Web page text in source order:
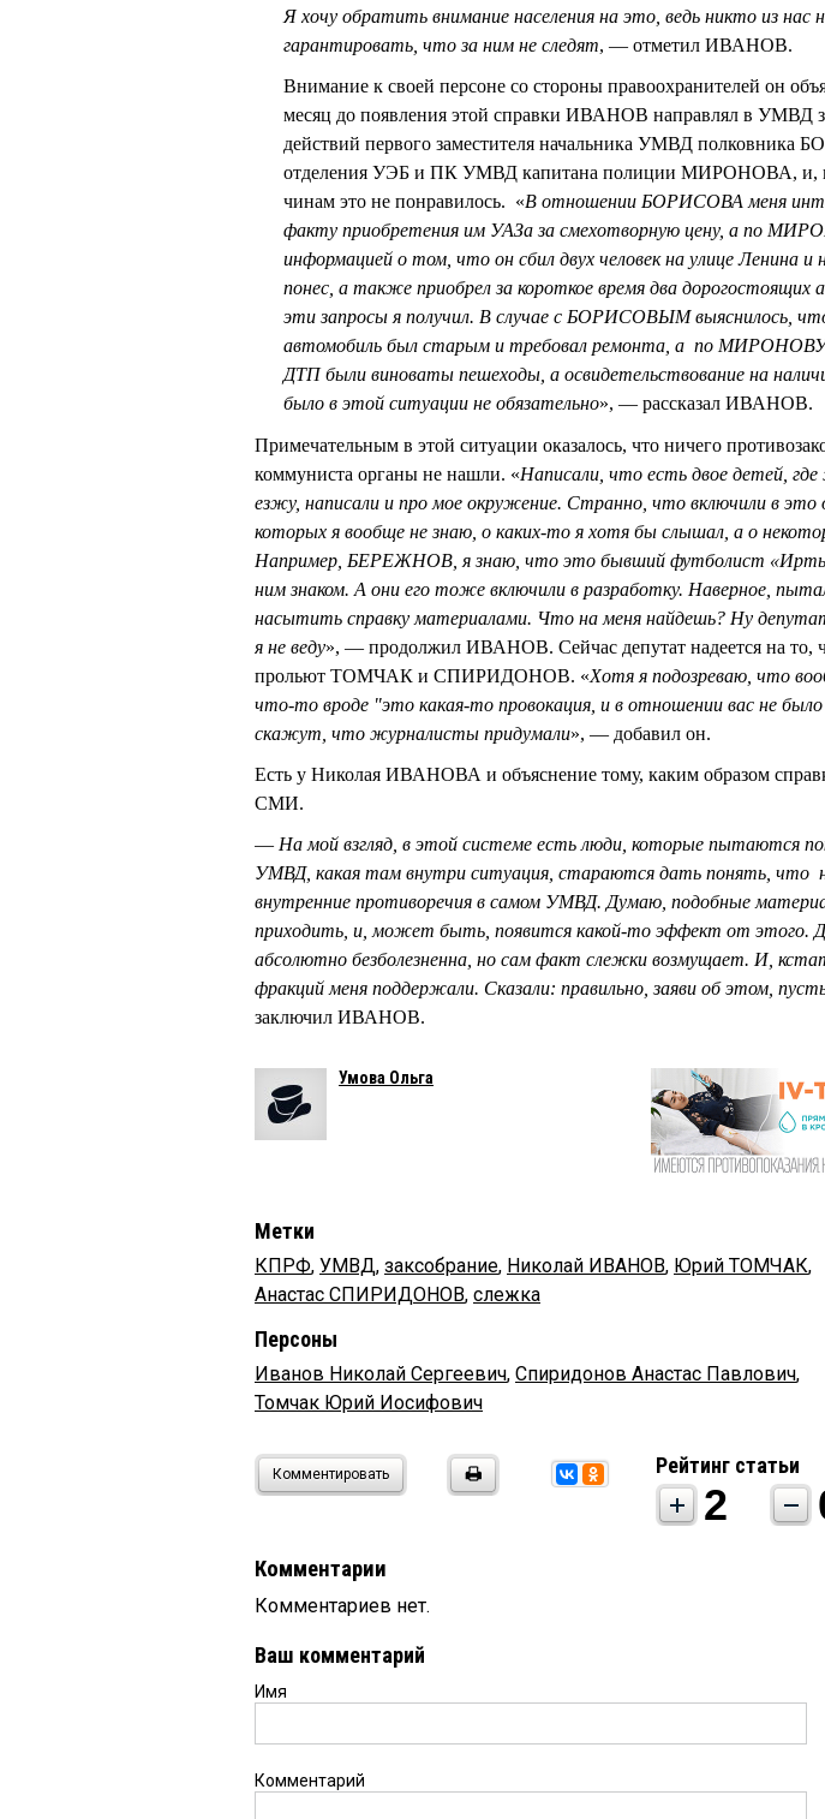
Я хочу обратить внимание населения на это, ведь никто из
гарантировать, что за ним не следят, — отметил ИВАНОВ.
Внимание к своей персоне со стороны правоохранителей он
месяц до появления этой справки ИВАНОВ направлял в УМВД
действий первого заместителя начальника УМВД полковника
отделения УЭБ и ПК УМВД капитана полиции МИРОНОВА, и,
чинам это не понравилось. «В отношении БОРИСОВА меня
факту приобретения им УАЗа за смехотворную цену, а по
информацией о том, что он сбил двух человек на улице Ленина и
понес, а также приобрел за короткое время два
эти запросы я получил. В случае с БОРИСОВЫМ выяснилось,
автомобиль был старым и требовал ремонта, а по
ДТП были виноваты пешеходы, а освидетельствование на
было в этой ситуации не обязательно», — рассказал ИВАНОВ.
Примечательным в этой ситуации оказалось, что ничего
коммуниста органы не нашли. «Написали, что есть двое детей,
езжу, написали и про мое окружение. Странно, что включили в это
которых я вообще не знаю, о каких-то я хотя бы слышал, а о
Например, БЕРЕЖНОВ, я знаю, что это бывший футболист
ним знаком. А они его тоже включили в разработку. Наверное,
насытить справку материалами. Что на меня найдешь? Ну депутат
я не веду», — продолжил ИВАНОВ. Сейчас депутат надеется на то,
прольют ТОМЧАК и СПИРИДОНОВ. «Хотя я подозреваю, что
что-то вроде "это какая-то провокация, и в отношении вас не
скажут, что журналисты придумали», — добавил он.
Есть у Николая ИВАНОВА и объяснение тому, каким образом
СМИ.
— На мой взгляд, в этой системе есть люди, которые пытаются
УМВД, какая там внутри ситуация, стараются дать понять, что
внутренние противоречия в самом УМВД. Думаю, подобные
приходить, и, может быть, появится какой-то эффект от этого.
абсолютно безболезненна, но сам факт слежки возмущает. И,
фракций меня поддержали. Сказали: правильно, заяви об этом,
заключил ИВАНОВ.
Умова Ольга
Метки
КПРФ, УМВД, заксобрание, Николай ИВАНОВ, Юрий ТОМЧАК,
Анастас СПИРИДОНОВ, слежка
Персоны
Иванов Николай Сергеевич, Спиридонов Анастас Павлович,
Томчак Юрий Иосифович
Комментировать Рейтинг статьи
2
Комментарии
Комментариев нет.
Ваш комментарий
Имя
Комментарий